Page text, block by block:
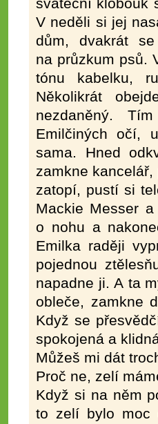
sváteční klobouk
V neděli si jej
dům, dvakrát
na průzkum psů.
tónu kabelku,
Několikrát
nezdaněný.
Emilčiných očí,
sama. Hned
zamkne
zatopí, pustí si
Mackie Messer
o nohu a
Emilka raději
pojednou
napadne ji. A ta
obleče, zamkne
Když se
spokojená a
Můžeš mi dát
Proč ne, zelí
Když si na něm
to zelí bylo moc